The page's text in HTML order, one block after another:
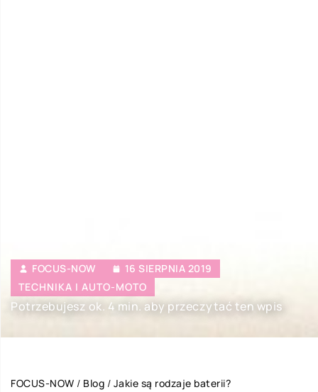
FOCUS-NOW
16 SIERPNIA 2019
TECHNIKA I AUTO-MOTO
Potrzebujesz ok. 4 min. aby przeczytać ten wpis
FOCUS-NOW / Blog / Jakie są rodzaje baterii?